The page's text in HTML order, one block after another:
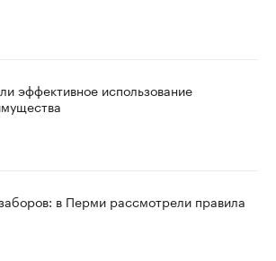
эффективное использование
в Перми рассмотрели правила